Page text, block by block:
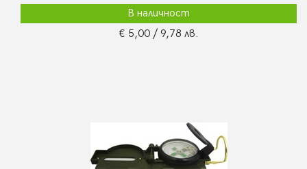
В наличност
€ 5,00 / 9,78 лв.